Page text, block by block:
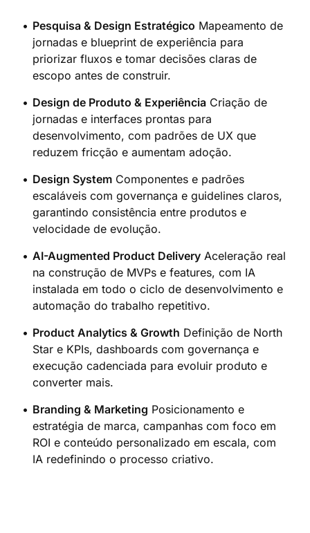
Pesquisa & Design Estratégico Mapeamento de
jornadas e blueprint de experiência para
priorizar fluxos e tomar decisões claras de
escopo antes de construir.
Design de Produto & Experiência Criação de
jornadas e interfaces prontas para
desenvolvimento, com padrões de UX que
reduzem fricção e aumentam adoção.
Design System Componentes e padrões
escaláveis com governança e guidelines claros,
garantindo consistência entre produtos e
velocidade de evolução.
AI-Augmented Product Delivery Aceleração real
na construção de MVPs e features, com IA
instalada em todo o ciclo de desenvolvimento e
automação do trabalho repetitivo.
Product Analytics & Growth Definição de North
Star e KPIs, dashboards com governança e
execução cadenciada para evoluir produto e
converter mais.
Branding & Marketing Posicionamento e
estratégia de marca, campanhas com foco em
ROI e conteúdo personalizado em escala, com
IA redefinindo o processo criativo.